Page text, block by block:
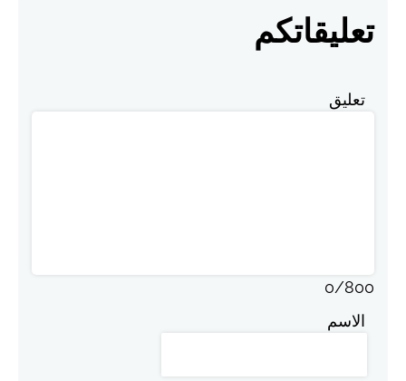
تعليقاتكم
تعليق
0/800
الاسم